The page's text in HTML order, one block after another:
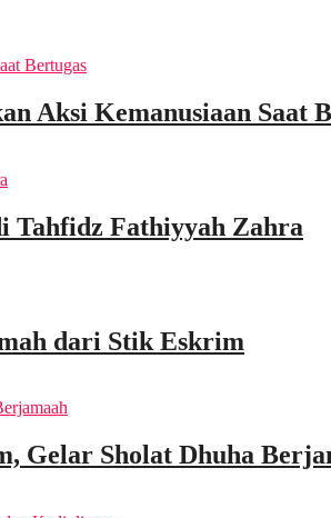
Aksi Kemanusiaan Saat
Tahfidz Fathiyyah Zahra
dari Stik Eskrim
Gelar Sholat Dhuha